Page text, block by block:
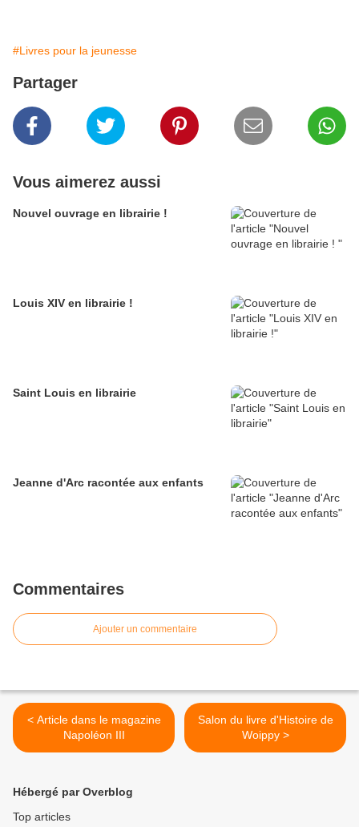
#Livres pour la jeunesse
Partager
Vous aimerez aussi
Nouvel ouvrage en librairie !
Louis XIV en librairie !
Saint Louis en librairie
Jeanne d'Arc racontée aux enfants
Commentaires
Ajouter un commentaire
< Article dans le magazine
Napoléon III
Salon du livre d'Histoire de
Woippy >
Hébergé par Overblog
Top articles